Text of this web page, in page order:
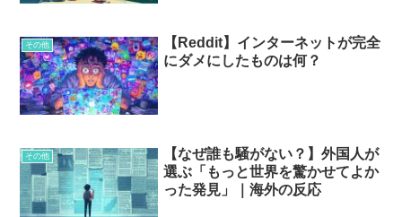
その他
【Reddit】インターネットが完全
にダメにしたものは何？
その他
【なぜ誰も騒がない？】外国人が
選ぶ「もっと世界を驚かせてよか
った発見」｜海外の反応